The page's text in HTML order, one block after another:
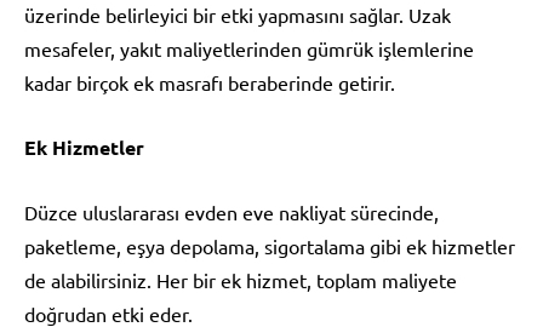
üzerinde belirleyici bir etki yapmasını sağlar. Uzak
mesafeler, yakıt maliyetlerinden gümrük işlemlerine
kadar birçok ek masrafı beraberinde getirir.
Ek Hizmetler
Düzce uluslararası evden eve nakliyat sürecinde,
paketleme, eşya depolama, sigortalama gibi ek hizmetler
de alabilirsiniz. Her bir ek hizmet, toplam maliyete
doğrudan etki eder.